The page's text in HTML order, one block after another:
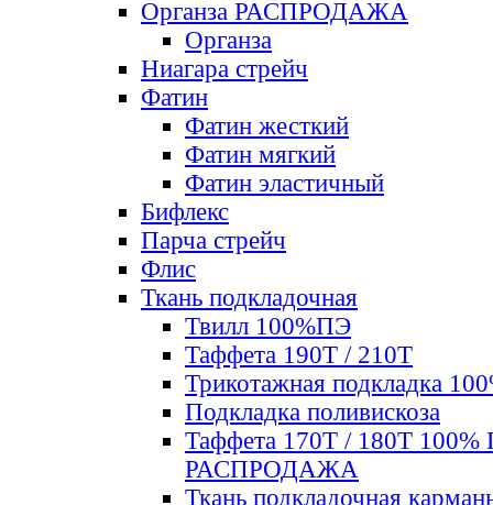
Органза РАСПРОДАЖА
Органза
Ниагара стрейч
Фатин
Фатин жесткий
Фатин мягкий
Фатин элаcтичный
Бифлекс
Парча стрейч
Флис
Ткань подкладочная
Твилл 100%ПЭ
Таффета 190Т / 210Т
Трикотажная подкладка
Подкладка поливискоза
Таффета 170Т / 180Т 100%
РАСПРОДАЖА
Ткань подкладочная